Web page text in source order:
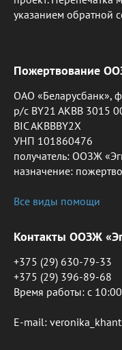
указанием обратной
Пожертвование
ОАО «Беларусбанк»,
р/с BY21 AKBB 3015
BIC AKBBBY2X
УНП 101860476
получатель: ООЗЖ
назначение:
Все виды помощи
Контакты ООЗЖ
+375 (29) 630-79-33
+375 (29) 396-89-68
Время работы: c
E-mail: